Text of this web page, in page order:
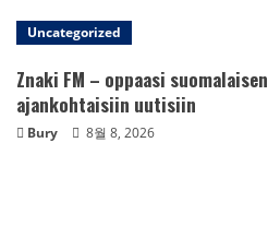
Uncategorized
Znaki FM – oppaasi suomalaisen
ajankohtaisiin uutisiin
Bury 8월 8, 2026